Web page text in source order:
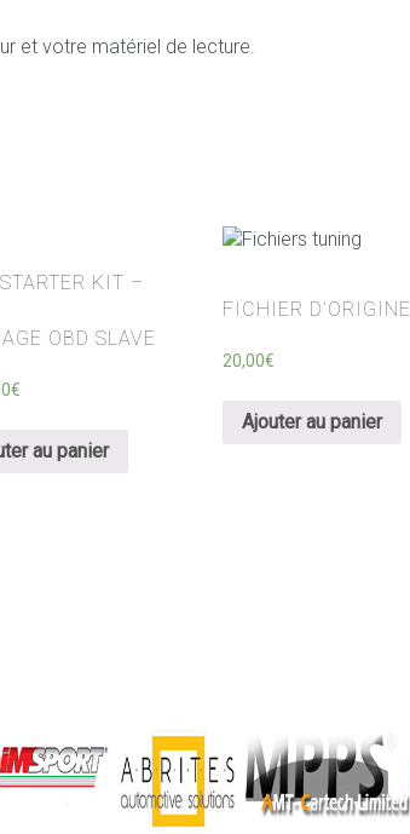
et votre matériel de lecture.
KIT –
OBD SLAVE
€
au panier
FICHIER D’ORIGINE
20,00€
Ajouter au panier